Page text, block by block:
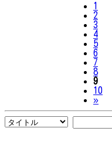
1
2
3
4
5
6
7
8
9
10
»Next